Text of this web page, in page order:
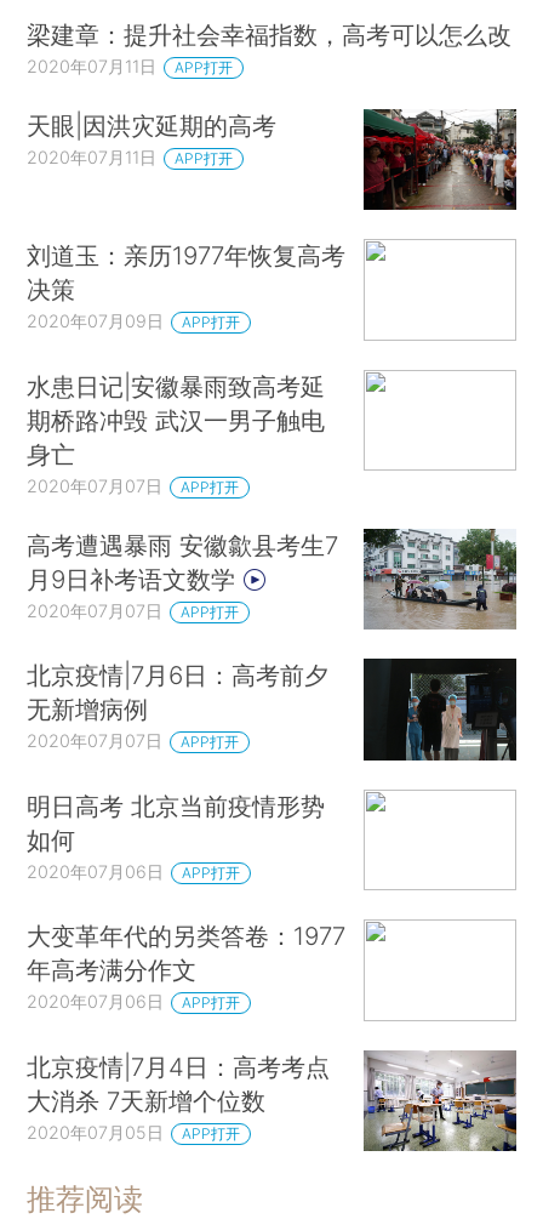
梁建章：提升社会幸福指数，高考可以怎么改
2020年07月11日 APP打开
天眼|因洪灾延期的高考
2020年07月11日 APP打开
刘道玉：亲历1977年恢复高考
决策
2020年07月09日 APP打开
水患日记|安徽暴雨致高考延
期桥路冲毁 武汉一男子触电
身亡
2020年07月07日 APP打开
高考遭遇暴雨 安徽歙县考生7
月9日补考语文数学
2020年07月07日 APP打开
北京疫情|7月6日：高考前夕
无新增病例
2020年07月07日 APP打开
明日高考 北京当前疫情形势
如何
2020年07月06日 APP打开
大变革年代的另类答卷：1977
年高考满分作文
2020年07月06日 APP打开
北京疫情|7月4日：高考考点
大消杀 7天新增个位数
2020年07月05日 APP打开
推荐阅读